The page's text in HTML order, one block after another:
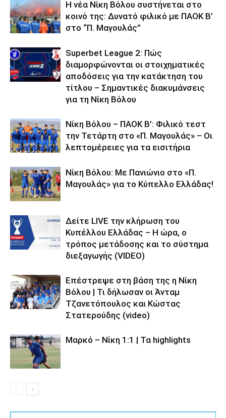
Η νέα Νίκη Βόλου συστήνεται στο
κοινό της: Δυνατό φιλικό με ΠΑΟΚ Β’
στο “Π. Μαγουλάς”
Superbet League 2: Πώς
διαμορφώνονται οι στοιχηματικές
αποδόσεις για την κατάκτηση του
τίτλου – Σημαντικές διακυμάνσεις
για τη Νίκη Βόλου
Νίκη Βόλου – ΠΑΟΚ Β’: Φιλικό τεστ
την Τετάρτη στο «Π. Μαγουλάς» – Οι
λεπτομέρειες για τα εισιτήρια
Νίκη Βόλου: Με Πανιώνιο στο «Π.
Μαγουλάς» για το Κύπελλο Ελλάδας!
Δείτε LIVE την κλήρωση του
Κυπέλλου Ελλάδας – Η ώρα, ο
τρόπος μετάδοσης και το σύστημα
διεξαγωγής (VIDEO)
Επέστρεψε στη βάση της η Νίκη
Βόλου | Τι δήλωσαν οι Άνταμ
Τζανετόπουλος και Κώστας
Στατερούδης (video)
Μαρκό – Νίκη 1:1 | Τα highlights